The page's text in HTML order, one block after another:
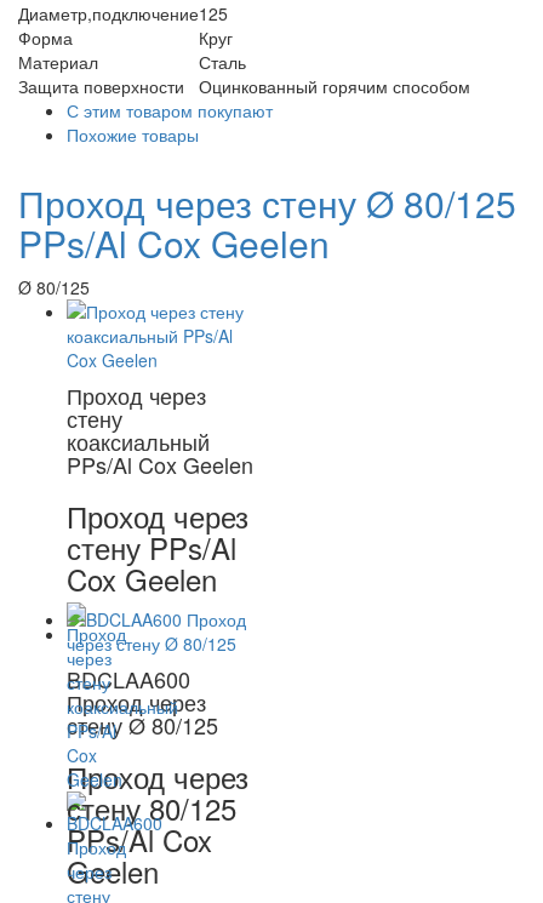
Диаметр,подключение125
Форма
Круг
Материал
Сталь
Защита поверхности
Оцинкованный горячим способом
С этим товаром покупают
Похожие товары
Проход через стену Ø 80/125
PPs/Al Cox Geelen
Ø 80/125
Проход через
стену
коаксиальный
PPs/Al Cox Geelen
Проход через
стену PPs/Al
Cox Geelen
BDCLAA600
Проход через
стену Ø 80/125
Проход через
стену 80/125
PPs/Al Cox
Geelen